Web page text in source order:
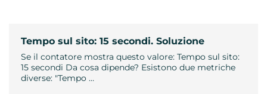
Tempo sul sito: 15 secondi. Soluzione
Se il contatore mostra questo valore: Tempo sul sito:
15 secondi Da cosa dipende? Esistono due metriche
diverse: "Tempo …